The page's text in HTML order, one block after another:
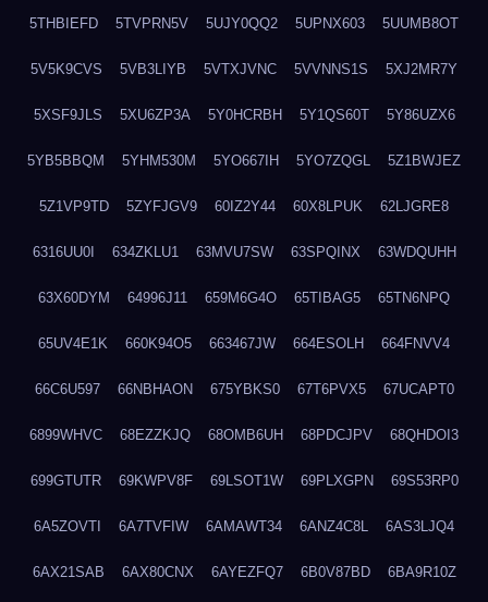
5THBIEFD 5TVPRN5V 5UJY0QQ2 5UPNX603 5UUMB8OT
5V5K9CVS 5VB3LIYB 5VTXJVNC 5VVNNS1S 5XJ2MR7Y
5XSF9JLS 5XU6ZP3A 5Y0HCRBH 5Y1QS60T 5Y86UZX6
5YB5BBQM 5YHM530M 5YO667IH 5YO7ZQGL 5Z1BWJEZ
5Z1VP9TD 5ZYFJGV9 60IZ2Y44 60X8LPUK 62LJGRE8
6316UU0I 634ZKLU1 63MVU7SW 63SPQINX 63WDQUHH
63X60DYM 64996J11 659M6G4O 65TIBAG5 65TN6NPQ
65UV4E1K 660K94O5 663467JW 664ESOLH 664FNVV4
66C6U597 66NBHAON 675YBKS0 67T6PVX5 67UCAPT0
6899WHVC 68EZZKJQ 68OMB6UH 68PDCJPV 68QHDOI3
699GTUTR 69KWPV8F 69LSOT1W 69PLXGPN 69S53RP0
6A5ZOVTI 6A7TVFIW 6AMAWT34 6ANZ4C8L 6AS3LJQ4
6AX21SAB 6AX80CNX 6AYEZFQ7 6B0V87BD 6BA9R10Z